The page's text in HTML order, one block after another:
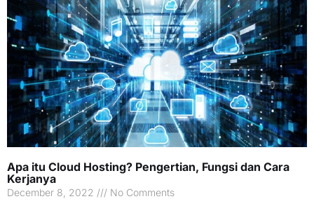
Apa itu Cloud Hosting? Pengertian, Fungsi dan Cara
Kerjanya
December 8, 2022
No Comments